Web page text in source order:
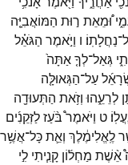
וּ֠מֵאֵת ר֣וּת הַמּוֹאֲבִיָּ֤ה
נַחֲלָתֽוֹ׃ ו וַיֹּ֣אמֶר הַגֹּאֵ֗ל
גְּאַל־לְךָ֤אַתָּה֙
עַל־הַגְּאוּלָּ֤ה
לְרֵעֵ֑הוּ וְזֹ֥את הַתְּעוּדָ֖ה
ט וַיֹּאמֶר֩ בֹּ֨עַזלַזְּקֵנִ֜ים
לֶֽאֱלִימֶ֔לֶךְ וְאֵ֛תכָּל־אֲשֶׁ֥ר
אֵ֨שֶׁת מַחְל֜וֹן קָנִ֧יתִי לִ֣י